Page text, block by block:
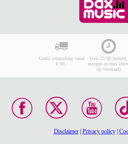
Gratis verzending vanaf
€ 99,-
Voor 23:00 besteld,
morgen in huis
op voorraad)
Disclaimer| Privacy policy|